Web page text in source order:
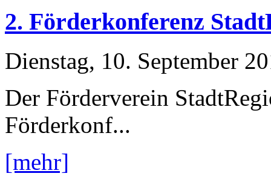
2. Förderkonferenz
Dienstag, 10. September
Der Förderverein
Förderkonf...
[mehr]